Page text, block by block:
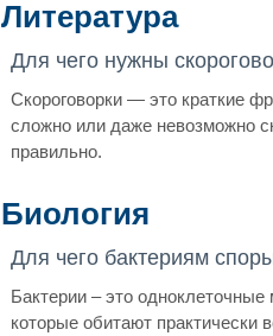
Литература
Для чего нужны
Скороговорки — это краткие
сложно или даже невозможно
правильно.
Биология
Для чего бактериям
Бактерии – это одноклеточные
которые обитают практически